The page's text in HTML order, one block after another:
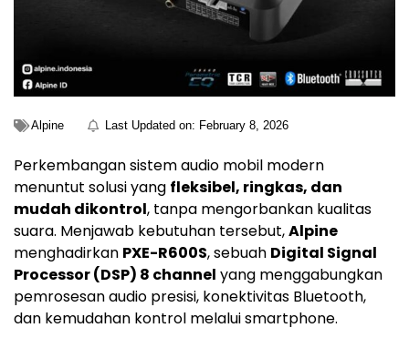
Alpine Last Updated on: February 8, 2026
Perkembangan sistem audio mobil modern
menuntut solusi yang fleksibel, ringkas, dan
mudah dikontrol, tanpa mengorbankan kualitas
suara. Menjawab kebutuhan tersebut,Alpine
menghadirkan PXE-R600S, sebuah Digital Signal
Processor (DSP) 8 channel yang menggabungkan
pemrosesan audio presisi, konektivitas Bluetooth,
dan kemudahan kontrol melalui smartphone.